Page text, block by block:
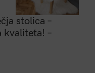
stolica –
kvaliteta! –